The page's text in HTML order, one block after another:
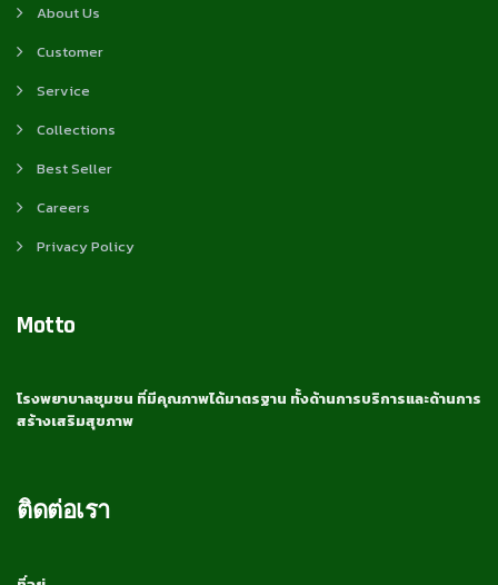
About Us
Customer
Service
Collections
Best Seller
Careers
Privacy Policy
Motto
โรงพยาบาลชุมชน ที่มีคุณภาพได้มาตรฐาน ทั้งด้านการบริการและด้านการ
สร้างเสริมสุขภาพ
ติดต่อเรา